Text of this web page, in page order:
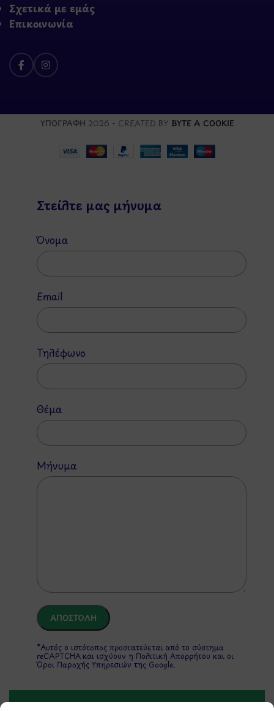
Σχετικά με εμάς
Επικοινωνία
ΥΠΟΓΡΑΦΗ 2026 - CREATED BY BYTE A COOKIE
Στείλτε μας μήνυμα
Όνομα
Email
Τηλέφωνο
Θέμα
Μήνυμα
*Αυτός ο ιστότοπος προστατεύεται από το σύστημα
reCAPTCHA και ισχύουν η Πολιτική Απορρήτου και οι
Όροι Παροχής Υπηρεσιώντης Google.